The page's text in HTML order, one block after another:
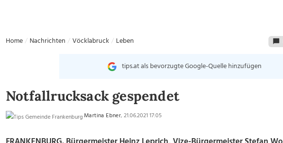
Home Nachrichten Vöcklabruck Leben
tips.at als bevorzugte Google-Quelle hinzufügen
Notfallrucksack gespendet
Martina Ebner, 21.06.2021 17:05